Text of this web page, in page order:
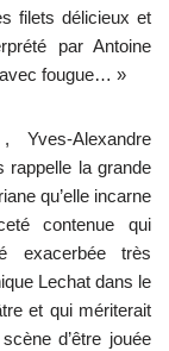
filets délicieux et
par Antoine
fougue… »
Yves-Alexandre
rappelle la grande
qu’elle incarne
contenue qui
exacerbée très
Lechat dans le
et qui mériterait
d’être jouée